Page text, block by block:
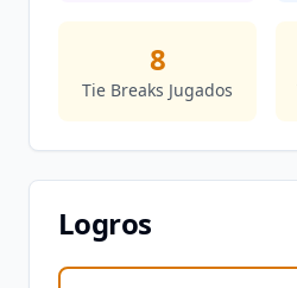
8
Tie Breaks Jugados
Logros